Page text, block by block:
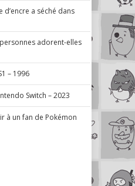
d’encre a séché dans
adorent-elles
– 1996
Switch – 2023
à un fan de Pokémon